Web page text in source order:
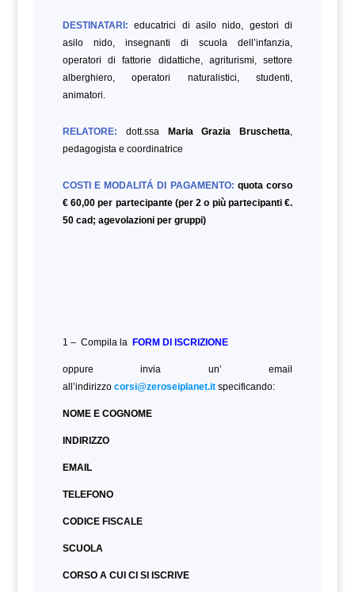
DESTINATARI: educatrici di asilo nido, gestori di
asilo nido, insegnanti di scuola dell’infanzia,
operatori di fattorie didattiche, agriturismi, settore
alberghiero, operatori naturalistici, studenti,
animatori.
RELATORE: dott.ssa Maria Grazia Bruschetta,
pedagogista e coordinatrice
COSTI E MODALITÁ DI PAGAMENTO: quota corso
€ 60,00 per partecipante (per 2 o più partecipanti €.
50 cad; agevolazioni per gruppi)
1 – Compila la FORM DI ISCRIZIONE
oppure invia un’ email
all’indirizzo corsi@zeroseiplanet.itspecificando:
NOME E COGNOME
INDIRIZZO
EMAIL
TELEFONO
CODICE FISCALE
SCUOLA
CORSO A CUI CI SI ISCRIVE